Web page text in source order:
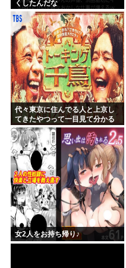
くしたんだな
代々東京に住んでる人と上京し
てきたやつって一目見て分かる
よね。あれなんで？
女2人をお持ち帰り♪